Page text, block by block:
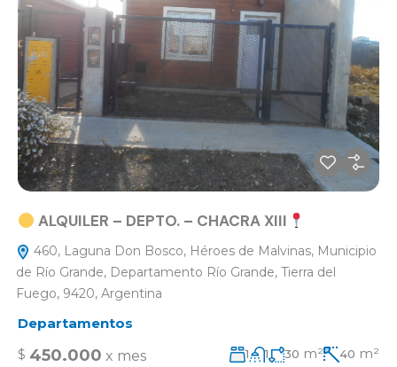
ALQUILER – DEPTO. – CHACRA XIII
460, Laguna Don Bosco, Héroes de Malvinas, Municipio
de Río Grande, Departamento Río Grande, Tierra del
Fuego, 9420, Argentina
Departamentos
$ 450.000 x mes 1 1 30 m² 40 m²